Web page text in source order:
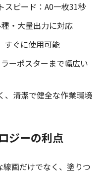
スピード：A0一枚31秒
・大量出力に対応
すぐに使用可能
ーポスターまで幅広い
、清潔で健全な作業環境
ジーの利点
線画だけでなく、塗りつ